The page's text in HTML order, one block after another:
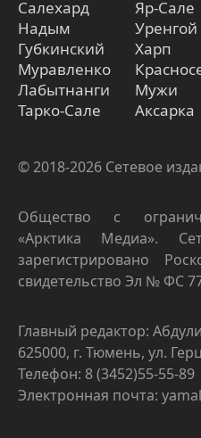
Салехард
Надым
Губкинский
Муравленко
Лабытнанги
Тарко-Сале
Яр-Сале
Уренгой
Харп
Мужи
Аксарка
© 2018-2026 Сетевое
Общество с
«Арктика Медиа».
зарегистрировано
свидетельство Эл № ФС
Главный редактор:
625000, г. Тюмень, ул.
Телефон: 8 (3452)55-55-89
Электронная почта: